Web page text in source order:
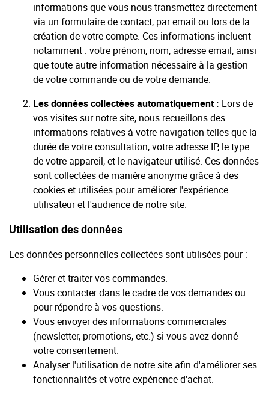
informations que vous nous transmettez directement
via un formulaire de contact, par email ou lors de la
création de votre compte. Ces informations incluent
notamment : votre prénom, nom, adresse email, ainsi
que toute autre information nécessaire à la gestion
de votre commande ou de votre demande.
Les données collectées automatiquement : Lors de
vos visites sur notre site, nous recueillons des
informations relatives à votre navigation telles que la
durée de votre consultation, votre adresse IP, le type
de votre appareil, et le navigateur utilisé. Ces données
sont collectées de manière anonyme grâce à des
cookies et utilisées pour améliorer l'expérience
utilisateur et l'audience de notre site.
Utilisation des données
Les données personnelles collectées sont utilisées pour :
Gérer et traiter vos commandes.
Vous contacter dans le cadre de vos demandes ou
pour répondre à vos questions.
Vous envoyer des informations commerciales
(newsletter, promotions, etc.) si vous avez donné
votre consentement.
Analyser l'utilisation de notre site afin d'améliorer ses
fonctionnalités et votre expérience d'achat.